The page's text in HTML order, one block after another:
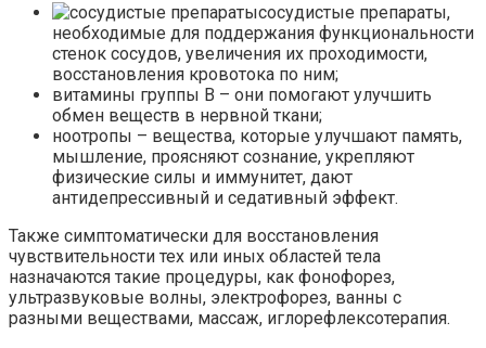
сосудистые препараты,
необходимые для поддержания функциональности
стенок сосудов, увеличения их проходимости,
восстановления кровотока по ним;
витамины группы В – они помогают улучшить
обмен веществ в нервной ткани;
ноотропы – вещества, которые улучшают память,
мышление, проясняют сознание, укрепляют
физические силы и иммунитет, дают
антидепрессивный и седативный эффект.
Также симптоматически для восстановления
чувствительности тех или иных областей тела
назначаются такие процедуры, как фонофорез,
ультразвуковые волны, электрофорез, ванны с
разными веществами, массаж, иглорефлексотерапия.